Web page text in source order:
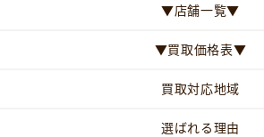
▼店舗一覧▼
▼買取価格表▼
買取対応地域
選ばれる理由